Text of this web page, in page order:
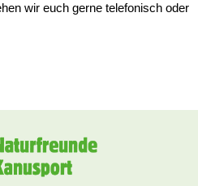
wir euch gerne telefonisch oder